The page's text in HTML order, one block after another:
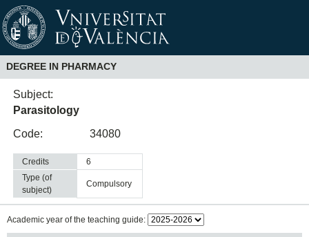
DEGREE IN PHARMACY
Subject:
Parasitology
Code:
34080
Credits
6
Type (of
subject)
compulsory
Academic year of the teaching guide: